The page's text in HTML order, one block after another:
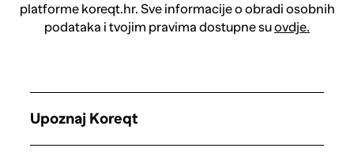
platforme koreqt.hr. Sve informacije o obradi osobnih
podataka i tvojim pravima dostupne suovdje.
Upoznaj Koreqt